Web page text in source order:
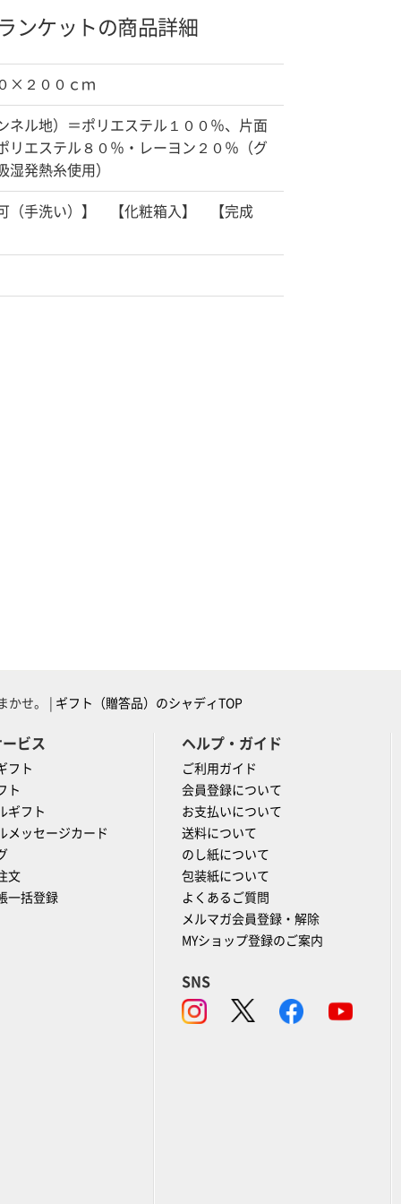
ンケットの商品詳細
×２００ｃｍ
ネル地）＝ポリエステル１００％、片面
リエステル８０％・レーヨン２０％（グ
湿発熱糸使用）
（手洗い）】 【化粧箱入】 【完成
かせ。 | ギフト（贈答品）のシャディTOP
ビス
フト
ト
ギフト
メッセージカード
文
一括登録
ヘルプ・ガイド
ご利用ガイド
会員登録について
お支払いについて
送料について
のし紙について
包装紙について
よくあるご質問
メルマガ会員登録・解除
MYショップ登録のご案内
SNS